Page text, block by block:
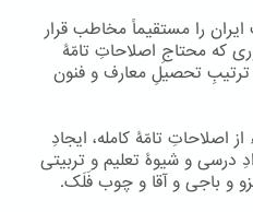
را مستقیماً مخاطب قرار
که محتاجِ اصلاحاتِ تامّۀ
ترتیبِ تحصیلِ معارف و فنون
اصلاحاتِ تامّۀ کامله، ایجادِ
درسی و شیوۀ تعلیم و تربیتی
و باجی و آقا و چوب فَلَک.